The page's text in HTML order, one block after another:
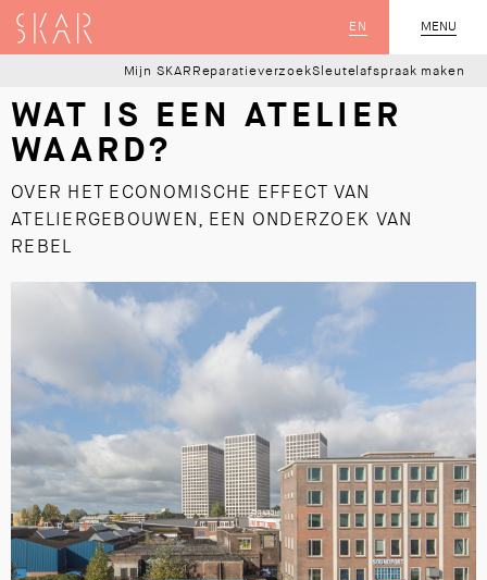
MENU
SLUIT
EN
SKAR
Mijn SKAR ReparatieverzoekSleutelafspraak maken
WAT IS EEN ATELIER
WAARD?
OVER HET ECONOMISCHE EFFECT VAN
ATELIERGEBOUWEN, EEN ONDERZOEK VAN
REBEL